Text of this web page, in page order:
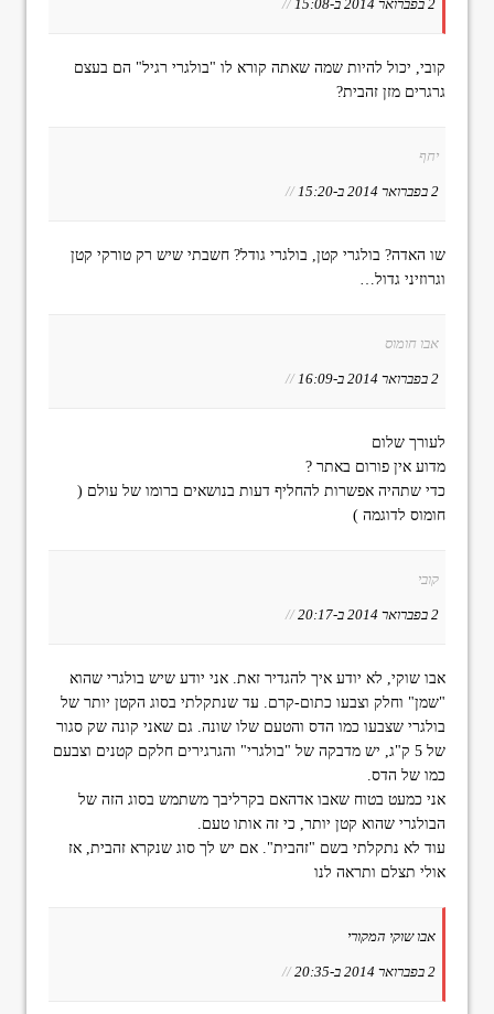
2 בפברואר 2014 ב-15:08 //
קובי, יכול להיות שמה שאתה קורא לו "בולגרי רגיל" הם בעצם
גרגרים מזן זהבית?
יחף
2 בפברואר 2014 ב-15:20 //
שו האדה? בולגרי קטן, בולגרי גודל? חשבתי שיש רק טורקי קטן
וגרוזיני גדול…
אבו חומוס
2 בפברואר 2014 ב-16:09 //
לעורך שלום
מדוע אין פורום באתר ?
כדי שתהיה אפשרות להחליף דעות בנושאים ברומו של עולם (
חומוס לדוגמה )
קובי
2 בפברואר 2014 ב-20:17 //
אבו שוקי, לא יודע איך להגדיר זאת. אני יודע שיש בולגרי שהוא
"שמן" וחלק וצבעו כתום-קרם. עד שנתקלתי בסוג הקטן יותר של
בולגרי שצבעו כמו הדס והטעם שלו שונה. גם שאני קונה שק סגור
של 5 ק"ג, יש מדבקה של "בולגרי" והגרגירים חלקם קטנים וצבעם
כמו של הדס.
אני כמעט בטוח שאבו אדהאם בקרליבך משתמש בסוג הזה של
הבולגרי שהוא קטן יותר, כי זה אותו טעם.
עוד לא נתקלתי בשם "זהבית". אם יש לך סוג שנקרא זהבית, אז
אולי תצלם ותראה לנו
אבו שוקי המקורי
2 בפברואר 2014 ב-20:35 //